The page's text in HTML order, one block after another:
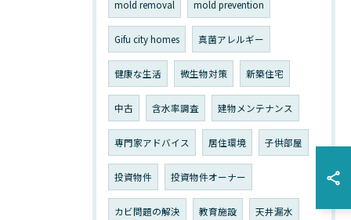
mold removal mold prevention
Gifu city homes 真菌アレルギー
健康な生活 微生物対策 新築住宅
中古 含水率調査 建物メンテナンス
専門家アドバイス 居住環境 子供部屋
投資物件 投資物件オーナー
カビ問題の解決 教育施設 天井漏水